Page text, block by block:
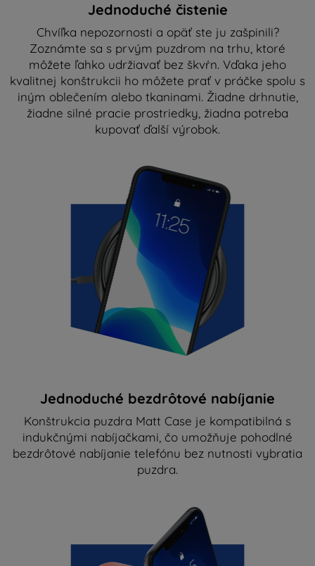
Jednoduché čistenie
Chvíľka nepozornosti a opäť ste ju zašpinili?
Zoznámte sa s prvým puzdrom na trhu, ktoré
môžete ľahko udržiavať bez škvŕn. Vďaka jeho
kvalitnej konštrukcii ho môžete prať v práčke spolu s
iným oblečením alebo tkaninami. Žiadne drhnutie,
žiadne silné pracie prostriedky, žiadna potreba
kupovať ďalší výrobok.
Jednoduché bezdrôtové nabíjanie
Konštrukcia puzdra Matt Case je kompatibilná s
indukčnými nabíjačkami, čo umožňuje pohodlné
bezdrôtové nabíjanie telefónu bez nutnosti vybratia
puzdra.